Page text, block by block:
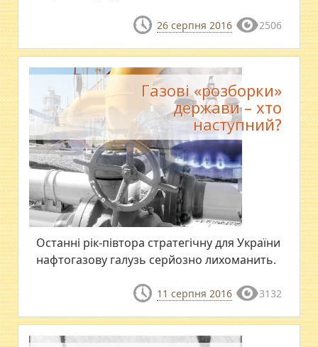
26 серпня 2016 2506
Газові «розборки»
держави – хто
наступний?
Останні рік-півтора стратегічну для України
нафтогазову галузь серйозно лихоманить.
11 серпня 2016 3132